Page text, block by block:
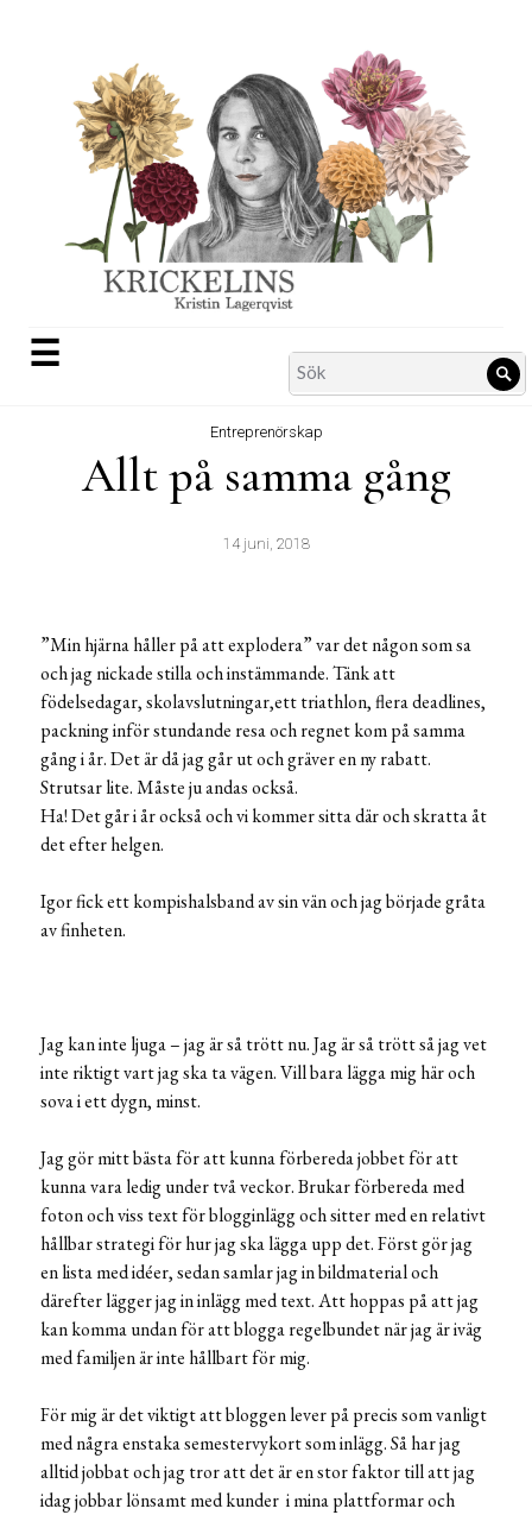
☰
Search
for:
Entreprenörskap
Allt på samma gång
14 juni, 2018
”Min hjärna håller på att explodera” var det någon som sa
och jag nickade stilla och instämmande. Tänk att
födelsedagar, skolavslutningar,ett triathlon, flera deadlines,
packning inför stundande resa och regnet kom på samma
gång i år. Det är då jag går ut och gräver en ny rabatt.
Strutsar lite. Måste ju andas också.
Ha! Det går i år också och vi kommer sitta där och skratta åt
det efter helgen.
Igor fick ett kompishalsband av sin vän och jag började gråta
av finheten.
Jag kan inte ljuga – jag är så trött nu. Jag är så trött så jag vet
inte riktigt vart jag ska ta vägen. Vill bara lägga mig här och
sova i ett dygn, minst.
Jag gör mitt bästa för att kunna förbereda jobbet för att
kunna vara ledig under två veckor. Brukar förbereda med
foton och viss text för blogginlägg och sitter med en relativt
hållbar strategi för hur jag ska lägga upp det. Först gör jag
en lista med idéer, sedan samlar jag in bildmaterial och
därefter lägger jag in inlägg med text. Att hoppas på att jag
kan komma undan för att blogga regelbundet när jag är iväg
med familjen är inte hållbart för mig.
För mig är det viktigt att bloggen lever på precis som vanligt
med några enstaka semestervykort som inlägg. Så har jag
alltid jobbat och jag tror att det är en stor faktor till att jag
idag jobbar lönsamt med kunder i mina plattformar och